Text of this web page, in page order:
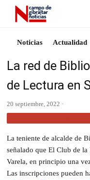
Noticias Actualidad
La red de
de Lectura en
20 septiembre, 2022 ·
La teniente de alcalde de
señalado que El Club de
Varela, en principio una
Las inscripciones pueden